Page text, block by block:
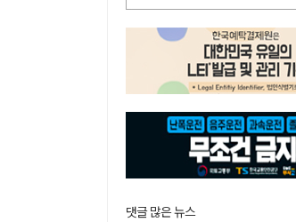
댓글 많은 뉴스